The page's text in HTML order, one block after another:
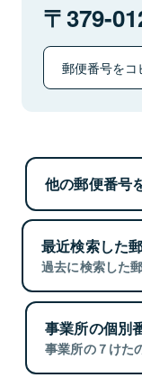
379-
郵便番号をコ
他の郵便番号
最近検索した
過去に検索した
事業所の個別
事業所の７けた